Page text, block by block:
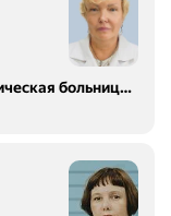
Кемеровская городская детская клиническая больница имени Ю.А. Атаманова, детская поликлиника № 3